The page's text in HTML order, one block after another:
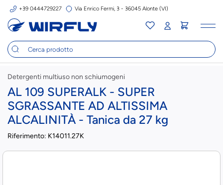
+39 0444729227 Via Enrico Fermi, 3 - 36045 Alonte (VI)
Detergenti multiuso non schiumogeni
AL 109 SUPERALK - SUPER
SGRASSANTE AD ALTISSIMA
ALCALINITÀ - Tanica da 27 kg
Riferimento: K14011.27K